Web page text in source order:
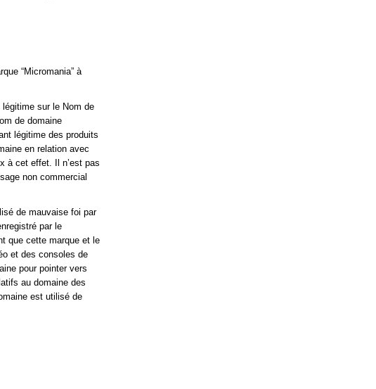
“Micromania” à
légitime sur le Nom de
de domaine
légitime des produits
en relation avec
à cet effet. Il n’est pas
non commercial
de mauvaise foi par
par le
que cette marque et le
et des consoles de
pour pointer vers
au domaine des
est utilisé de